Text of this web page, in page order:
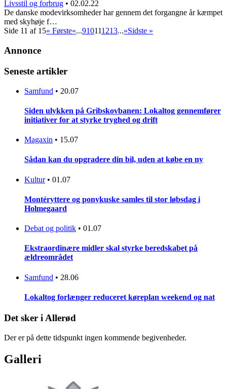
Livsstil og forbrug • 02.02.22
De danske modevirksomheder har gennem det forgangne år kæmpet
med skyhøje f…
Side 11 af 15« Første«...910111213...»Sidste »
Annonce
Seneste artikler
Samfund • 20.07
Siden ulykken på Gribskovbanen: Lokaltog gennemfører
initiativer for at styrke tryghed og drift
Magaxin • 15.07
Sådan kan du opgradere din bil, uden at købe en ny
Kultur • 01.07
Montéryttere og ponykuske samles til stor løbsdag i
Holmegaard
Debat og politik • 01.07
Ekstraordinære midler skal styrke beredskabet på
ældreområdet
Samfund • 28.06
Lokaltog forlænger reduceret køreplan weekend og nat
Det sker i Allerød
Der er på dette tidspunkt ingen kommende begivenheder.
Galleri